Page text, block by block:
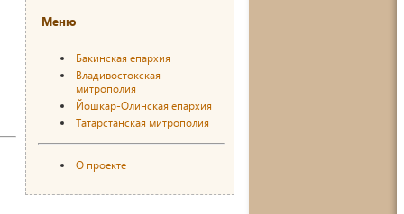
Меню
Бакинская епархия
Владивостокская
митрополия
Йошкар-Олинская епархия
Татарстанская митрополия
О проекте